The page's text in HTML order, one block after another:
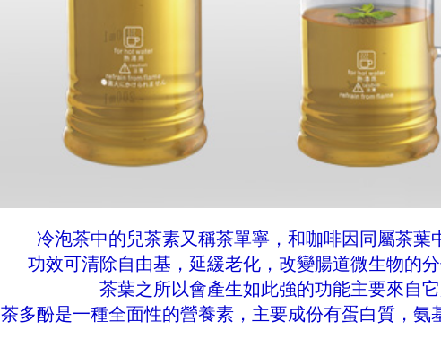
冷泡茶中的兒茶素又稱茶單寧，和咖啡因同屬茶葉
功效可清除自由基，延緩老化，改變腸道微生物的
茶葉之所以會產生如此強的功能主要來自
茶多酚是一種全面性的營養素，主要成份有蛋白質，氨